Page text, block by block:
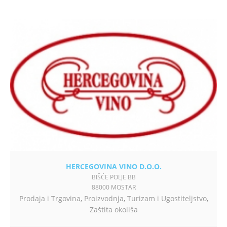
HERCEGOVINA VINO D.O.O.
BIŠĆE POLJE BB
88000 MOSTAR
Prodaja i Trgovina, Proizvodnja, Turizam i Ugostiteljstvo,
Zaštita okoliša